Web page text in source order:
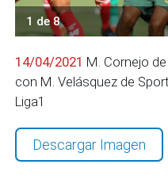
1 de 8
14/04/2021 M. Cornejo
con M. Velásquez de
Liga1
Descargar Imagen